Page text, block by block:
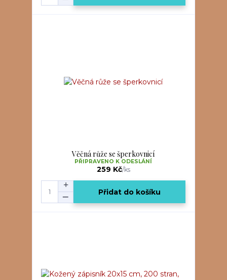
Věčná růže se šperkovnicí
259 Kč/ks
PŘIPRAVENO K ODESLÁNÍ
Přidat do košíku